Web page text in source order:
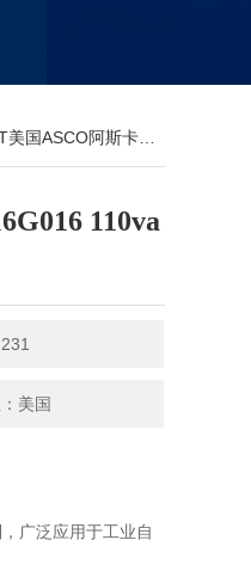
阿斯卡电磁阀8316G016 110va黄铜
110va
美国
广泛应用于工业自